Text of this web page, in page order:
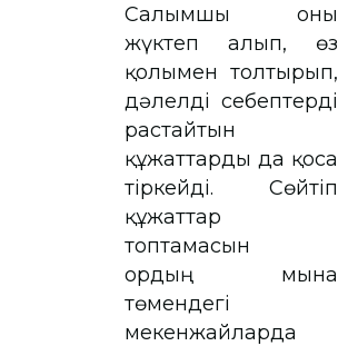
Салымшы оны
жүктеп алып, өз
қолымен толтырып,
дәлелді себептерді
растайтын
құжаттарды да қоса
тіркейді. Сөйтіп
құжаттар
топтамасын
Қордың мына
төмендегі
мекенжайларда